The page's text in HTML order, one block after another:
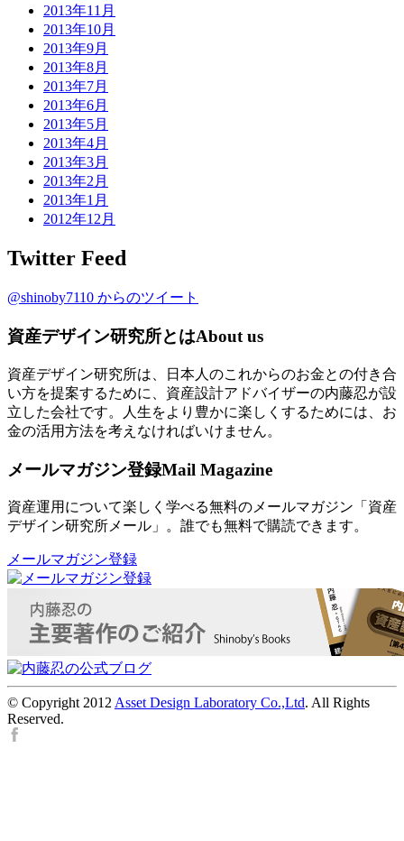
2013年11月
2013年10月
2013年9月
2013年8月
2013年7月
2013年6月
2013年5月
2013年4月
2013年3月
2013年2月
2013年1月
2012年12月
Twitter Feed
@shinoby7110 からのツイート
資産デザイン研究所とはAbout us
資産デザイン研究所は、日本人のこれからのお金との付き合
い方を提案するために、資産設計アドバイザーの内藤忍が設
立した会社です。人生をより豊かに楽しくするためには、お
金の活用方法を考えなければいけません。
メールマガジン登録Mail Magazine
資産運用について楽しく学べる無料のメールマガジン「資産
デザイン研究所メール」。誰でも無料で購読できます。
メールマガジン登録
© Copyright 2012 Asset Design Laboratory Co.,Ltd. All Rights
Reserved.